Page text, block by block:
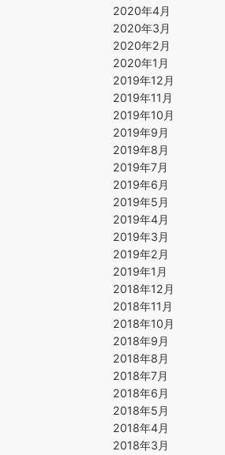
2020年4月
2020年3月
2020年2月
2020年1月
2019年12月
2019年11月
2019年10月
2019年9月
2019年8月
2019年7月
2019年6月
2019年5月
2019年4月
2019年3月
2019年2月
2019年1月
2018年12月
2018年11月
2018年10月
2018年9月
2018年8月
2018年7月
2018年6月
2018年5月
2018年4月
2018年3月